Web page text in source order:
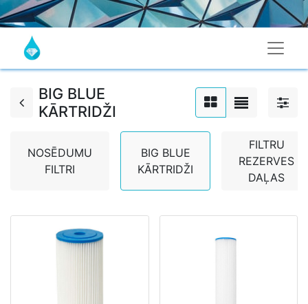
BIG BLUE
KĀRTRIDŽI
NOSĒDUMU
FILTRI
BIG BLUE
KĀRTRIDŽI
FILTRU
REZERVES
DAĻAS